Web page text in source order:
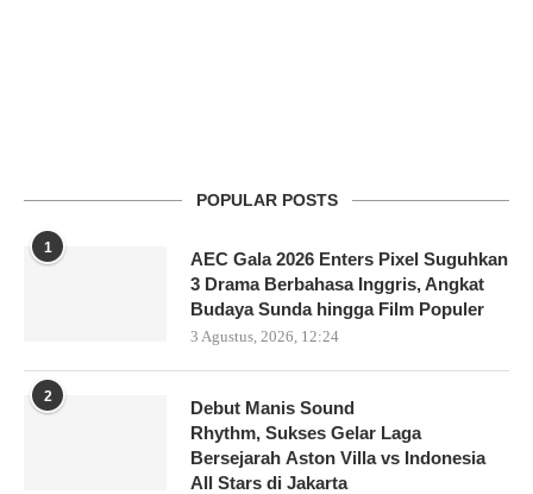
POPULAR POSTS
1
AEC Gala 2026 Enters Pixel Suguhkan
3 Drama Berbahasa Inggris, Angkat
Budaya Sunda hingga Film Populer
3 Agustus, 2026, 12:24
2
Debut Manis Sound
Rhythm, Sukses Gelar Laga
Bersejarah Aston Villa vs Indonesia
All Stars di Jakarta